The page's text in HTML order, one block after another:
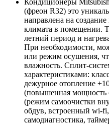
Кондиционеры
(фреон R32) это
направлена на
климата в помещении.
летний период и
При необходимости,
или режим осушения,
влажность. Сплит-
характеристиками:
дежурное отопление
(повышенная
(режим самоочистки
обдув, встроенный wi-fi,
самодиагностика,